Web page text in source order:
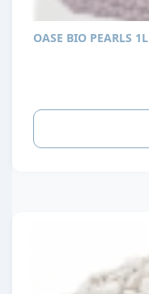
OASE BIO PEARLS 1L